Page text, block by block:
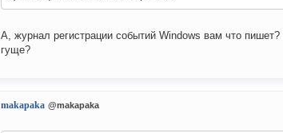
А, журнал регистрации событий Windows вам что
гуще?
makapaka @makapaka